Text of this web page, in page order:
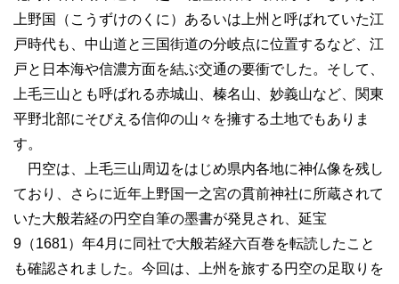
上野国（こうずけのくに）あるいは上州と呼ばれていた江
戸時代も、中山道と三国街道の分岐点に位置するなど、江
戸と日本海や信濃方面を結ぶ交通の要衝でした。そして、
上毛三山とも呼ばれる赤城山、榛名山、妙義山など、関東
平野北部にそびえる信仰の山々を擁する土地でもありま
す。
円空は、上毛三山周辺をはじめ県内各地に神仏像を残し
ており、さらに近年上野国一之宮の貫前神社に所蔵されて
いた大般若経の円空自筆の墨書が発見され、延宝
9（1681）年4月に同社で大般若経六百巻を転読したこと
も確認されました。今回は、上州を旅する円空の足取りを